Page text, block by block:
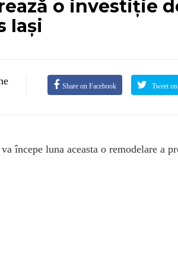
o investiție
Iași
Share on Facebook Tweet
începe luna aceasta o remodelare a